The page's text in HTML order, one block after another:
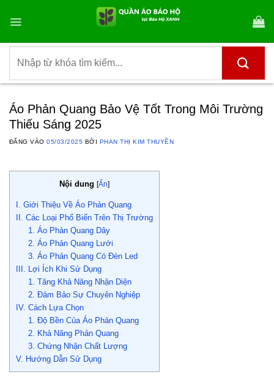
qua
dung
kiếm:
Áo Phản Quang Bảo Vệ Tốt Trong Môi Trường
Thiếu Sáng 2025
ĐĂNG VÀO05/03/2025 BỞI PHAN THỊ KIM THUYỀN
Nội dung [Ẩn]
I. Giới Thiệu Về Áo Phản Quang
II. Các Loại Phổ Biến Trên Thị Trường
1. Áo Phản Quang Dây
2. Áo Phản Quang Lưới
3. Áo Phản Quang Có Đèn Led
III. Lợi Ích Khi Sử Dụng
1. Tăng Khả Năng Nhận Diện
2. Đảm Bảo Sự Chuyên Nghiệp
IV. Cách Lựa Chọn
1. Độ Bền Của Áo Phản Quang
2. Khả Năng Phản Quang
3. Chứng Nhận Chất Lượng
V. Hướng Dẫn Sử Dụng